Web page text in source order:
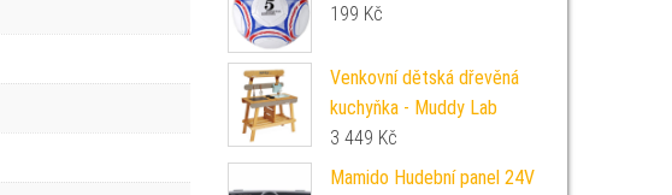
199 Kč
Venkovní dětská dřevěná
kuchyňka - Muddy Lab
3 449 Kč
Mamido Hudební panel 24V